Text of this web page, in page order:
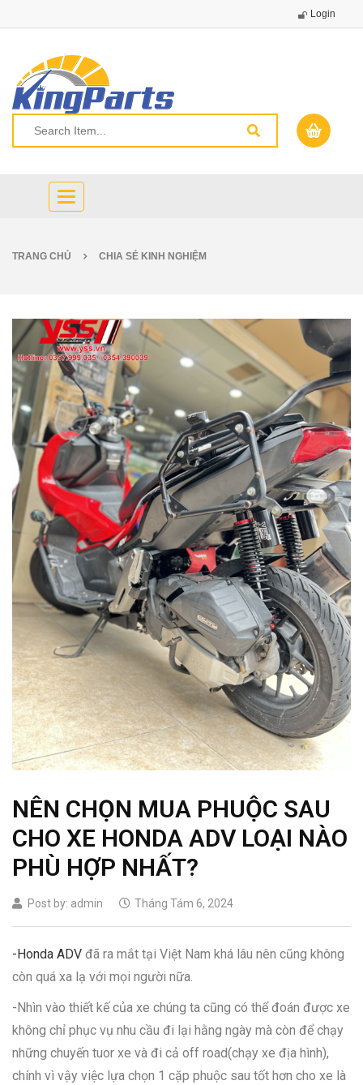
Login
Toggle
navigation
TRANG CHỦ CHIA SẺ KINH NGHIỆM
NÊN CHỌN MUA PHUỘC SAU
CHO XE HONDA ADV LOẠI NÀO
PHÙ HỢP NHẤT?
Post by: admin Tháng Tám 6, 2024
-Honda ADV đã ra mắt tại Việt Nam khá lâu nên cũng không
còn quá xa lạ với mọi người nữa.
-Nhìn vào thiết kế của xe chúng ta cũng có thể đoán được xe
không chỉ phục vụ nhu cầu đi lại hằng ngày mà còn để chạy
những chuyến tuor xe và đi cả off road(chạy xe địa hình),
chính vì vậy việc lựa chọn 1 cặp phuộc sau tốt hơn cho xe là